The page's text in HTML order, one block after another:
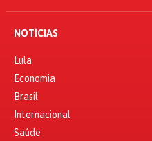
NOTÍCIAS
Lula
Economia
Brasil
Internacional
Saúde